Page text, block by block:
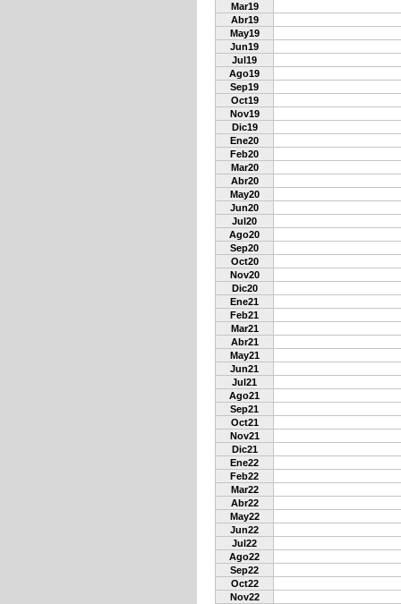
Mar19
Abr19
May19
Jun19
Jul19
Ago19
Sep19
Oct19
Nov19
Dic19
Ene20
Feb20
Mar20
Abr20
May20
Jun20
Jul20
Ago20
Sep20
Oct20
Nov20
Dic20
Ene21
Feb21
Mar21
Abr21
May21
Jun21
Jul21
Ago21
Sep21
Oct21
Nov21
Dic21
Ene22
Feb22
Mar22
Abr22
May22
Jun22
Jul22
Ago22
Sep22
Oct22
Nov22